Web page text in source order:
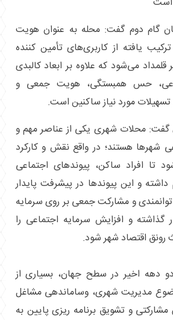
گام دوم گفت: محله به عنوان هویت
یافته از کاربری‌های تأمین کننده
قلمداد می‌شود که علاوه بر ابعاد کالبدی
حس همبستگی، هویت جمعی و
مورد نیاز ساکنین است.
گفت: محلات شهری یکی از عناصر مهم و
شهرها هستند؛ در واقع نقش و کارکرد
تا افراد ساکن، پیوندهای اجتماعی
و این پیوندها در پیشرفت پایدار
و مشارکت جمعی بر روی سرمایه
گذاشته و افزایش سرمایه اجتماعی را
رونق اقتصاد شهر شود.
دهه اخیر در سطح جهان، بسیاری از
مدیریت شهری، وساماندهی مشاغل
و تشویق برنامه ریزی پایین به